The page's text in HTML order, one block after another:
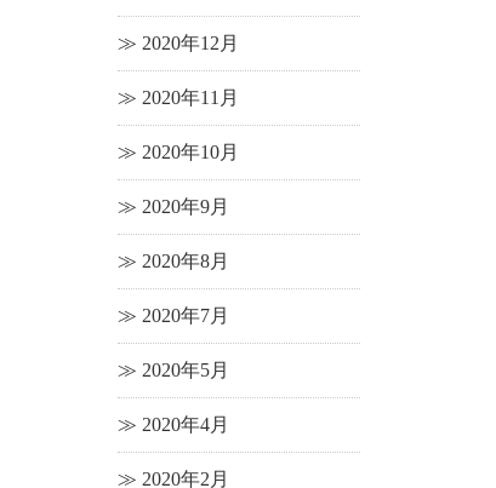
2020年12月
2020年11月
2020年10月
2020年9月
2020年8月
2020年7月
2020年5月
2020年4月
2020年2月